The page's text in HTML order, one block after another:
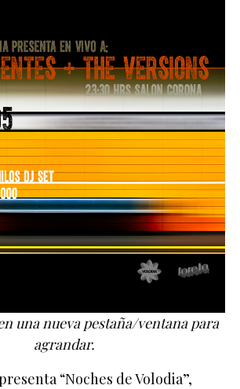
una nueva pestaña/ventana para
agrandar.
“Noches de Volodia”,